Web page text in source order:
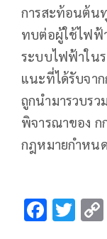
การสะท้อนต้น
ทบต่อผู้ใช้ไฟฟ้
ระบบไฟฟ้าใน
แนะที่ได้รับจา
ถูกนำมารวบรว
พิจารณาของ
กฎหมายกำหน
F T